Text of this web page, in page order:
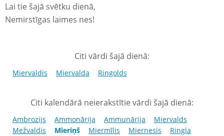
Lai tie šajā svētku dienā,
Nemirstīgas laimes nes!
Citi vārdi šajā dienā:
Miervaldis Miervalda Ringolds
Citi kalendārā neierakstītie vārdi šajā dienā:
Ambrozijs Ammonārija Ammunārija
Miervalds
Mežvaldis
Mieriņš Miermīlis Miernesis
Ringla